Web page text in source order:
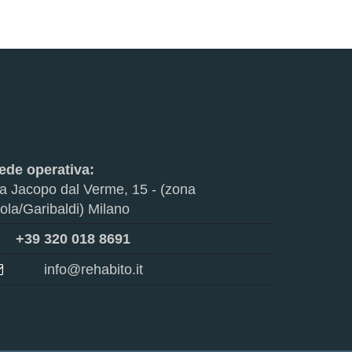
operativa:
Jacopo dal Verme, 15 - (zona
Garibaldi) Milano
+39 320 018 8691
info@rehabito.it